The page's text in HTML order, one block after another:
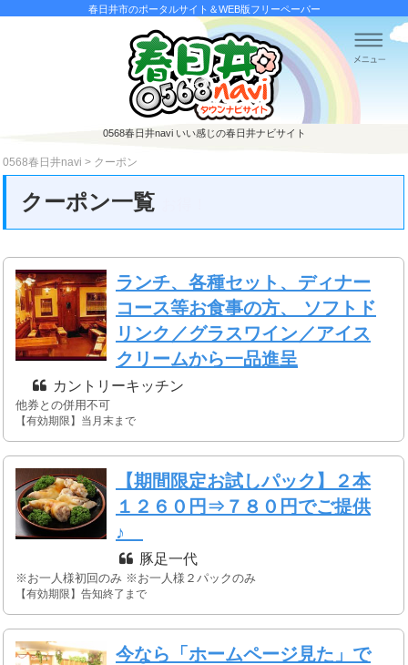
春日井市のポータルサイト＆WEB版フリーペーパー
0568春日井naviいい感じの春日井ナビサイト
0568春日井navi > クーポン
クーポン一覧
ランチ、各種セット、ディナー
コース等お食事の方、 ソフトド
リンク／グラスワイン／アイス
クリームから一品進呈
カントリーキッチン
他券との併用不可
【有効期限】当月末まで
【期間限定お試しパック】２本
１２６０円⇒７８０円でご提供
♪
豚足一代
※お一人様初回のみ ※お一人様２パックのみ
【有効期限】告知終了まで
今なら「ホームページ見た」で